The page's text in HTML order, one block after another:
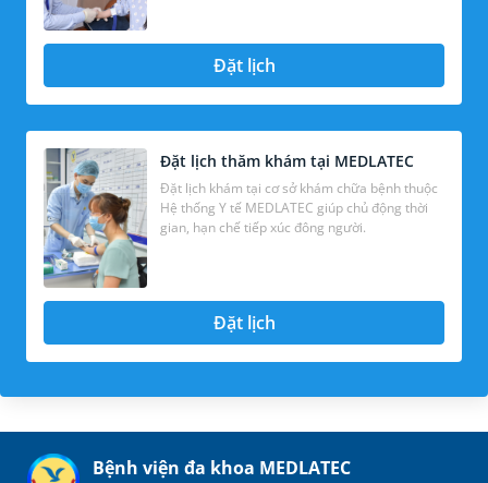
Đặt lịch
Đặt lịch thăm khám tại MEDLATEC
Đặt lịch khám tại cơ sở khám chữa bệnh thuộc
Hệ thống Y tế MEDLATEC giúp chủ động thời
gian, hạn chế tiếp xúc đông người.
Đặt lịch
Bệnh viện đa khoa MEDLATEC